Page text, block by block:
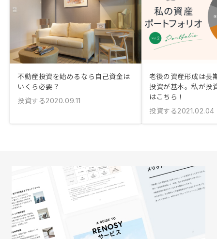
不動産投資を始めるなら自己資金は
いくら必要？
投資する2020.09.11
老後の資産形成は長
投資が基本。私が投
はこちら！
投資する2021.02.04